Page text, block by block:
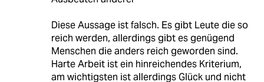
Diese Aussage ist falsch. Es gibt Leute die so
reich werden, allerdings gibt es genügend
Menschen die anders reich geworden sind.
Harte Arbeit ist ein hinreichendes Kriterium,
am wichtigsten ist allerdings Glück und nicht